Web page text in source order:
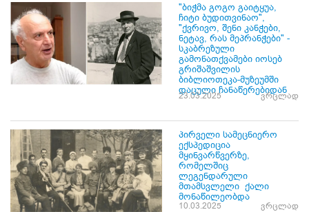
"ბიჭმა გოგო გაიტყუა,
ჩიტი ბუდითვინაო",
"ქვრივო, შენი კანჭები,
ნეტავ, რას მეპრანჭები" -
სკაბრეზული
გამონათქვამები იოსებ
გრიშაშვილის
ბიბლიოთეკა-მუზეუმში
დაცული ჩანაწერებიდან
23.03.2025 ვრცლად
პირველი სამეცნიერო
ექსპედიცია
მყინვარწვერზე,
რომელშიც
ლეგენდარული
მთამსვლელი ქალი
მონაწილეობდა
10.03.2025 ვრცლად